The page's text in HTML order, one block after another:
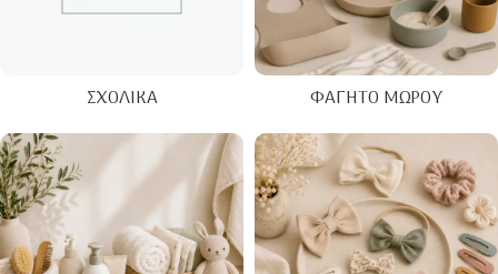
ΣΧΟΛΙΚΆ ΦΑΓΗΤΌ ΜΩΡΟΎ